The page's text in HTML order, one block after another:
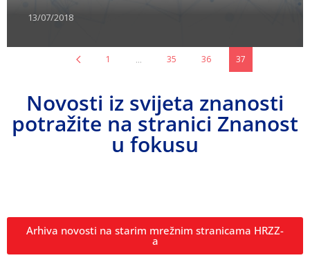
13/07/2018
1 ... 35 36 37
Novosti iz svijeta znanosti
potražite na stranici Znanost
u fokusu
Arhiva novosti na starim mrežnim stranicama HRZZ-
a